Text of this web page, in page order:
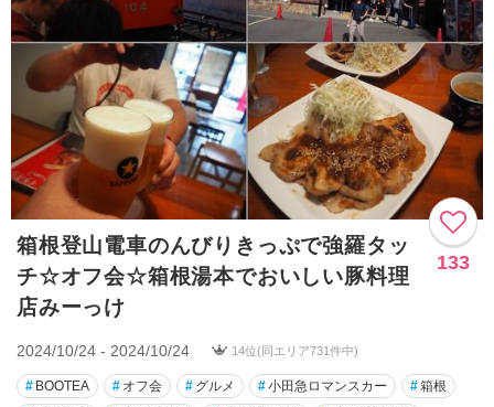
箱根登山電車のんびりきっぷで強羅タッ
チ☆オフ会☆箱根湯本でおいしい豚料理
店みーっけ
133
2024/10/24 - 2024/10/24 14位(同エリア731件中)
# BOOTEA # オフ会 # グルメ #小田急ロマンスカー #箱根